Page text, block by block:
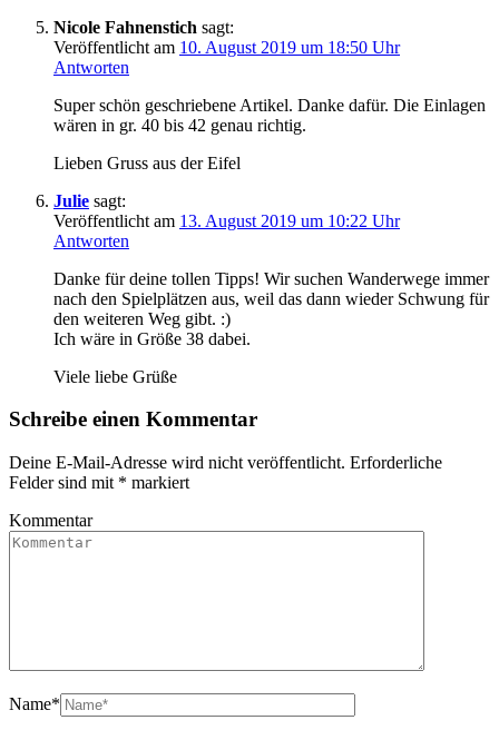
Nicole Fahnenstich sagt:
Veröffentlicht am 10. August 2019 um 18:50 Uhr
Antworten
Super schön geschriebene Artikel. Danke dafür. Die Einlagen
wären in gr. 40 bis 42 genau richtig.
Lieben Gruss aus der Eifel
Julie sagt:
Veröffentlicht am 13. August 2019 um 10:22 Uhr
Antworten
Danke für deine tollen Tipps! Wir suchen Wanderwege immer
nach den Spielplätzen aus, weil das dann wieder Schwung für
den weiteren Weg gibt. :)
Ich wäre in Größe 38 dabei.
Viele liebe Grüße
Schreibe einen Kommentar
Deine E-Mail-Adresse wird nicht veröffentlicht. Erforderliche
Felder sind mit * markiert
Kommentar
Name*